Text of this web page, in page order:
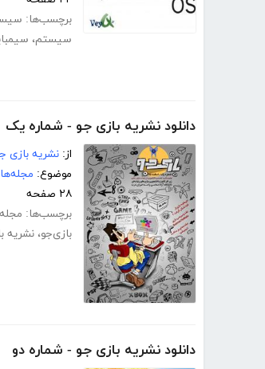
برچسب‌ها:
سیستم،
دانلود نشریه بازی جو - شماره یک
از: نشریه بازی
موضوع:
۲۸ صفحه
برچسب‌ها:
بازی‌جو، نشریه
دانلود نشریه بازی جو - شماره دو